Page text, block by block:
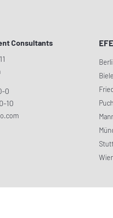
Consultants
0
10